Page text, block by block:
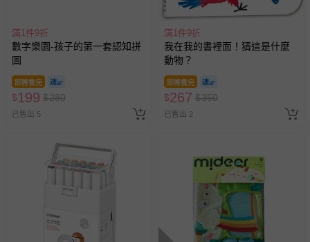
滿1件9折
數字樂園-孩子的第一套認知拼
圖
即將售完
$199 $280
已售出 5
滿1件9折
我在我的書裡面！猜這是什麼
動物？
即將售完
$267 $350
已售出 2